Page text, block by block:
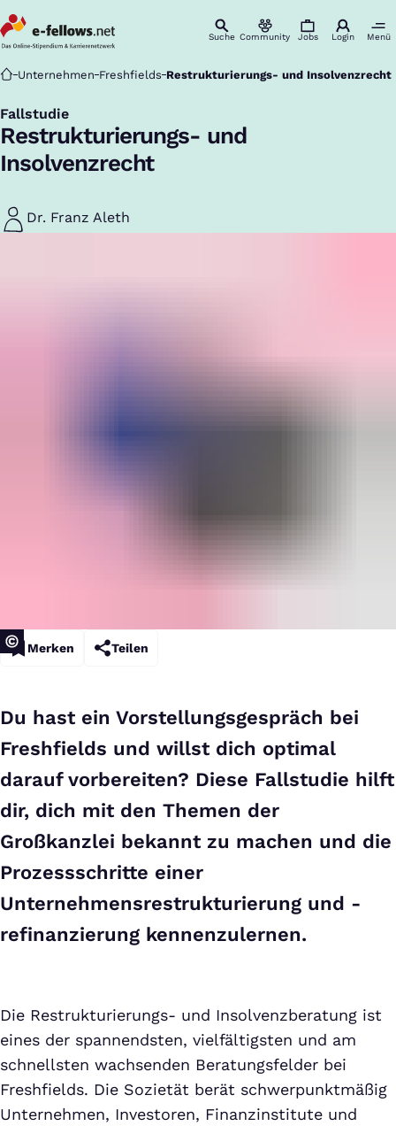
Suche Community Jobs Login Menü
Startseite
Unternehmen Freshfields Restrukturierungs- und Insolvenzrecht
Fallstudie
:
Restrukturierungs- und
Insolvenzrecht
Dr. Franz Aleth
Merken Teilen
Du hast ein Vorstellungsgespräch bei
Freshfields und willst dich optimal
darauf vorbereiten? Diese Fallstudie hilft
dir, dich mit den Themen der
Großkanzlei bekannt zu machen und die
Prozessschritte einer
Unternehmensrestrukturierung und -
refinanzierung kennenzulernen.
Die Restrukturierungs- und Insolvenzberatung ist
eines der spannendsten, vielfältigsten und am
schnellsten wachsenden Beratungsfelder bei
Freshfields. Die Sozietät berät schwerpunktmäßig
Unternehmen, Investoren, Finanzinstitute und